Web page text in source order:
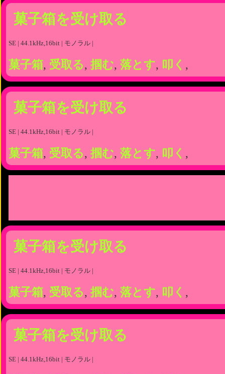
菓子箱を受け取る
SE | 44.1kHz,16bit | モノラル |
菓子箱, 受取る, 掴む, 落とす, 叩く ,
菓子箱を受け取る
SE | 44.1kHz,16bit | モノラル |
菓子箱, 受取る, 掴む, 落とす, 叩く ,
菓子箱を受け取る
SE | 44.1kHz,16bit | モノラル |
菓子箱, 受取る, 掴む, 落とす, 叩く ,
菓子箱を受け取る
SE | 44.1kHz,16bit | モノラル |